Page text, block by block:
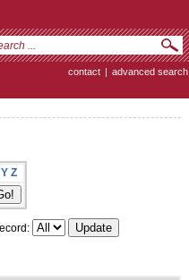
contact | advanced search
Y Z